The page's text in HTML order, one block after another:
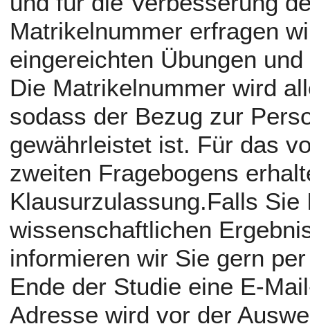
Matrikelnummer erfragen
eingereichten Übungen
Die Matrikelnummer wird
sodass der Bezug zur
gewährleistet ist. Für das
zweiten Fragebogens
Klausurzulassung.Falls Sie
wissenschaftlichen
informieren wir Sie gern
Ende der Studie eine E-
Adresse wird vor der